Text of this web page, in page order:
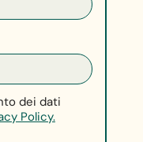
dei dati
Policy.